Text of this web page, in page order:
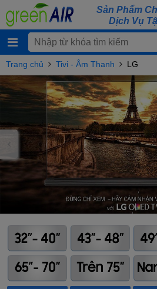
Sản Phẩm
Dịch Vụ
Trang chủ Tivi - Âm Thanh LG